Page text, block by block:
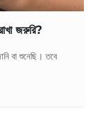
জরুরি?
বা শুনেছি। তবে